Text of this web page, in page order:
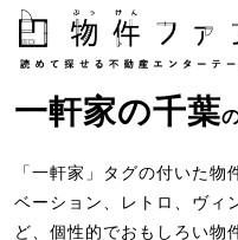
一軒家の千葉
「一軒家」タグの付いた
ベーション、レトロ、ヴィ
ど、個性的でおもしろい物